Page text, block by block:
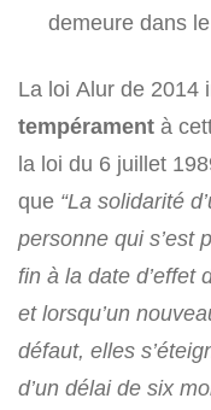
demeure dans
La loi Alur de 2014
tempérament à
la loi du 6 juillet
que “La solidarité
personne qui s’est
fin à la date d’effet
et lorsqu’un
défaut, elles
d’un délai de six